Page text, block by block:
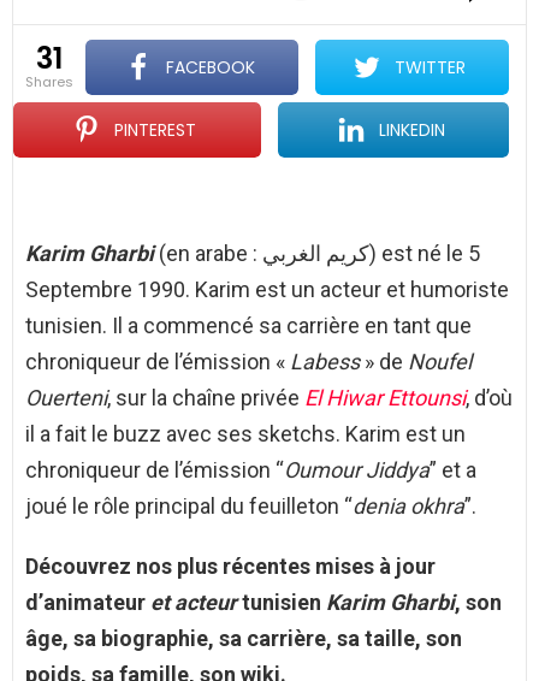
31
shares
FACEBOOK TWITTER
PINTEREST LINKEDIN
Karim Gharbi(en arabe : كريم الغربي) est né le 5
Septembre 1990. Karim est un acteur et humoriste
tunisien. Il a commencé sa carrière en tant que
chroniqueur de l’émission « Labess» de Noufel
Ouerteni, sur la chaîne privée El Hiwar Ettounsi, d’où
il a fait le buzz avec ses sketchs. Karim est un
chroniqueur de l’émission “Oumour Jiddya” et a
joué le rôle principal du feuilleton “denia okhra”.
Découvrez nos plus récentes mises à jour
d’animateur et acteurtunisien Karim Gharbi, son
âge, sa biographie, sa carrière, sa taille, son
poids, sa famille, son wiki.